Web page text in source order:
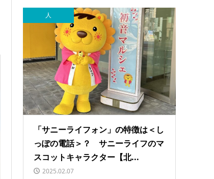
人
「サニーライフォン」の特徴は＜し
っぽの電話＞？ サニーライフのマ
スコットキャラクター【北...
2025.02.07